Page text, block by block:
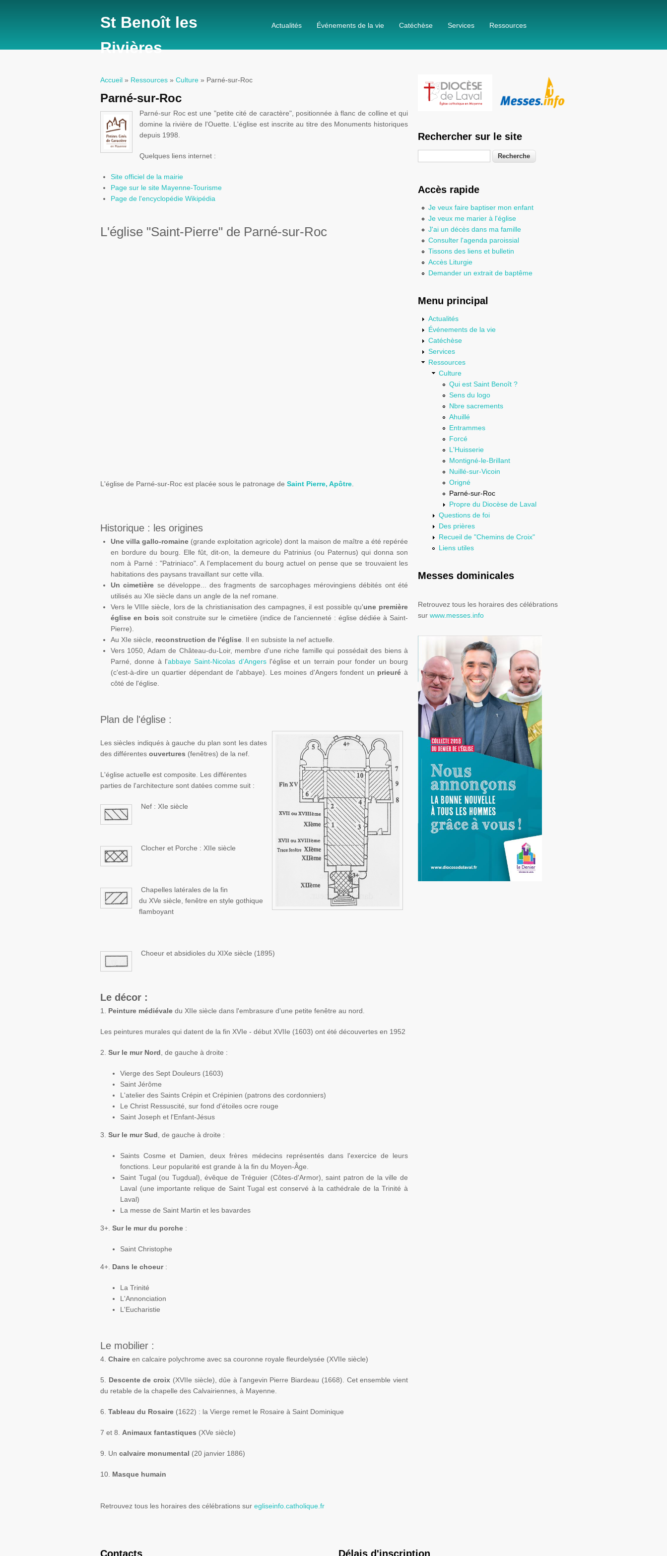
St Benoît les
Rivières
Actualités Événements de la vie Catéchèse Services Ressources
Vous êtes ici
Accueil » Ressources » Culture » Parné-sur-Roc
Parné-sur-Roc
Parné-sur Roc est une "petite cité de caractère", positionnée à flanc de colline et qui
domine la rivière de l'Ouette . L'église est inscrite au titre des Monuments historiques
depuis 1998.
Quelques liens internet :
Site officiel de la mairie
Page sur le site Mayenne-Tourisme
Page de l'encyclopédie Wikipédia
L'église "Saint-Pierre" de Parné-sur-Roc
L'église de Parné-sur-Roc est placée sous le patronage de Saint Pierre, Apôtre
Historique : les origines
Une villagallo-romaine (grande exploitation agricole) dont la maison de maître a été repérée
en bordure du bourg. Elle fût, dit-on, la demeure du Patrinius (ou Paternus) qui donna son
nom à Parné : "Patriniaco". A l'emplacement du bourg actuel on pense que se trouvaient les
habitations des paysans travaillant sur cette villa.
Un cimetière se développe... des fragments de sarcophages mérovingiens débités ont été
utilisés au XIe siècle dans un angle de la nef romane
Vers leVIIIe siècle, lors de la christianisation des campagnes, il est possible qu'une première
église en bois soit construite sur le cimetière (indice de l'ancienneté : église dédiée à Saint-
Pierre).
Au XIe siècle, reconstruction de l'église . Il en subsiste la nef actuelle.
Vers 1050, Adam de Château-du-Loir, membre d'une riche famille qui possédait des biens à
Parné , donne à l'abbayeSaint-Nicolas d'Angersl'église et un terrain pour fonder un bourg
(c'est-à-dire un quartier dépendant de l'abbaye). Les moines d'Angersfondent un prieuré à
côté de l'église.
Plan de l'église :
Les siècles indiqués à gauche du plan sont les dates
des différentes ouvertures (fenêtres) de la nef.
L'église actuelle est composite. Les différentes
parties de l'architecture sont datées comme suit :
Nef : XIe siècle
Clocher et Porche : XIIe siècle
Chapelles latérales de la fin
du XVe siècle, fenêtre en style gothique
flamboyant
Choeur et absidioles du XIXe siècle (1895)
Le décor :
1. Peinture médiévale du XIIe siècle dans l'embrasure d'une petite fenêtre au nord.
Les peintures murales qui datent de la fin XVIe - début XVIIe (1603) ont été découvertes en 1952
2. Sur le mur Nord , de gauche à droite :
Vierge des Sept Douleurs (1603)
Saint Jérôme
L'atelier des Saints Crépin et Crépinien (patrons des cordonniers)
Le Christ Ressuscité, sur fond d'étoiles ocre rouge
Saint Joseph et l'Enfant-Jésus
3. Sur le mur Sud , de gauche à droite :
SaintsCosme et Damien , deux frères médecins représentés dans l'exercice de leurs
fonctions. Leur popularité est grande à la fin du Moyen-Âge.
Saint Tugal(ou Tugdual), évêque deTréguier (Côtes-d'Armor), saint patron de la ville de
Laval (une importante relique de SaintTugal est conservé à la cathédrale de la Trinité à
Laval)
La messe de Saint Martin et les bavardes
3+. Sur le mur du porche :
Saint Christophe
4+. Dans le choeur:
La Trinité
L'Annonciation
L'Eucharistie
Le mobilier :
4. Chaire en calcaire polychrome avec sa couronne royale fleurdelysée (XVIIe siècle)
5. Descente de croix (XVIIe siècle),dûe à l'angevin Pierre Biardeau (1668). Cet ensemble vient
du retable de la chapelle des Calvairiennes , à Mayenne
6. Tableau du Rosaire (1622) : la Vierge remet le Rosaire à Saint Dominique
7 et 8. Animaux fantastiques (XVe siècle)
9. Un calvaire monumental (20 janvier 1886)
10. Masque humain
Retrouvez tous les horaires des célébrations sur egliseinfo.catholique.fr
Rechercher sur le site
Accès rapide
Je veux faire baptiser mon enfant
Je veux me marier à l'église
J'ai un décès dans ma famille
Consulter l'agenda paroissial
Tissons des liens et bulletin
Accès Liturgie
Demander un extrait de baptême
Menu principal
Actualités
Événements de la vie
Catéchèse
Services
Ressources
Culture
Qui est Saint Benoît ?
Sens du logo
Nbre sacrements
Ahuillé
Entrammes
Forcé
L'Huisserie
Montigné-le-Brillant
Nuillé-sur-Vicoin
Origné
Parné-sur-Roc
Propre du Diocèse de Laval
Questions de foi
Des prières
Recueil de "Chemins de Croix"
Liens utiles
Messes dominicales
Retrouvez tous les horaires des célébrations
sur www.messes.info
Contacts Délais d'inscription